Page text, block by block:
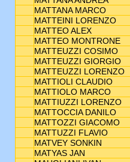
MATTANA MARCO
MATTEINI LORENZO
MATTEO ALEX
MATTEO MONTRONE
MATTEUZZI COSIMO
MATTEUZZI GIORGIO
MATTEUZZI LORENZO
MATTIOLI CLAUDIO
MATTIOLO MARCO
MATTIUZZI LORENZO
MATTOCCIA DANILO
MATTOZZI GIACOMO
MATTUZZI FLAVIO
MATVEY SONKIN
MATYAS JAN